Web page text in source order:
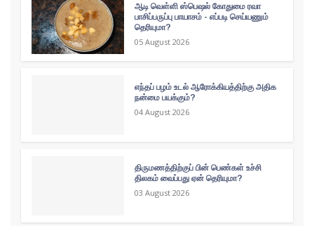
ஆடி வெள்ளி ஸ்பெஷல் கோதுமை ரவா
பாசிப்பருப்பு பாயாசம் - எப்படி செய்யணும்
தெரியுமா?
05 August 2026
எந்தப் பழம் உடல் ஆரோக்கியத்திற்கு அதிக
நன்மை பயக்கும்?
04 August 2026
திருமணத்திற்குப் பின் பெண்கள் உச்சி
திலகம் வைப்பது ஏன் தெரியுமா?
03 August 2026